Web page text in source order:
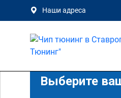
Наши адреса
Выберите